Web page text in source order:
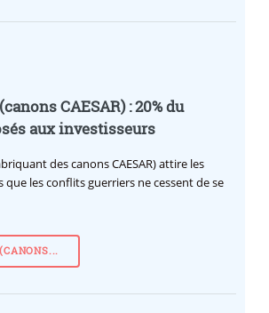
CAESAR) : 20% du
aux investisseurs
des canons CAESAR) attire les
que les conflits guerriers ne cessent de se